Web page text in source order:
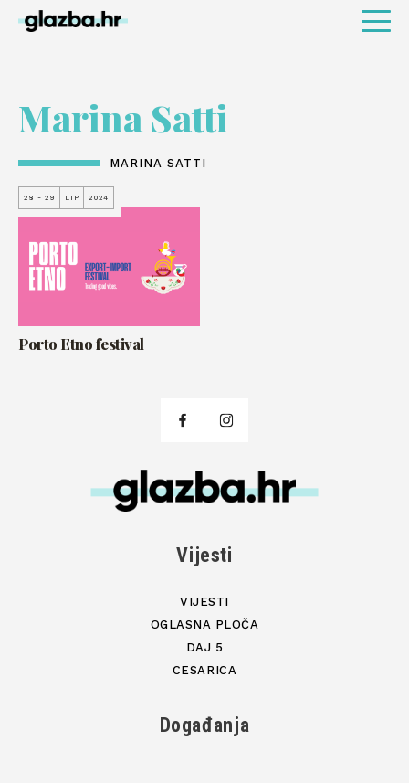
Marina Satti
MARINA SATTI
28 - 29 LIP 2024
Porto Etno festival
Vijesti
VIJESTI
OGLASNA PLOČA
DAJ 5
CESARICA
Događanja